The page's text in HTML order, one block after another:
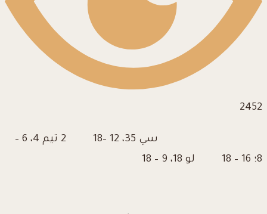
2452
سي 35، 12 –18 2 تيم 4، 6 –
8؛ 16 – 18 لو 18، 9 – 18